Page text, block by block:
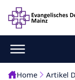
Home Artikel